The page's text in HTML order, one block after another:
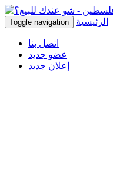
Toggle navigation الرئيسية
اتصل بنا
عضو جديد
إعلان جديد